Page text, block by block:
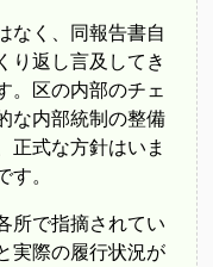
なく、同報告書自
り返し言及してき
。区の内部のチェ
な内部統制の整備
正式な方針はいま
。
所で指摘されてい
実際の履行状況が